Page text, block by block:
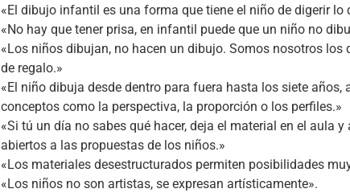
«El dibujo infantil es una forma que tiene el niño de digerir lo
«No hay que tener prisa, en infantil puede que un niño no
«Los niños dibujan, no hacen un dibujo. Somos nosotros
de regalo.»
«El niño dibuja desde dentro para fuera hasta los siete
conceptos como la perspectiva, la proporción o los perfiles.»
«Si tú un día no sabes qué hacer, deja el material en el aula
abiertos a las propuestas de los niños.»
«Los materiales desestructurados permiten posibilidades
«Los niños no son artistas, se expresan artísticamente».